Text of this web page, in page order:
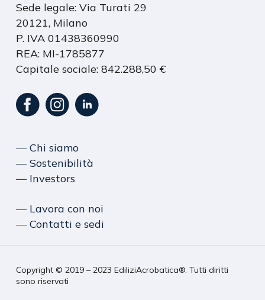
Sede legale: Via Turati 29
20121, Milano
P. IVA 01438360990
REA: MI-1785877
Capitale sociale: 842.288,50 €
― Chi siamo
― Sostenibilità
― Investors
― Lavora con noi
― Contatti e sedi
Copyright © 2019 – 2023 EdiliziAcrobatica®. Tutti diritti
sono riservati